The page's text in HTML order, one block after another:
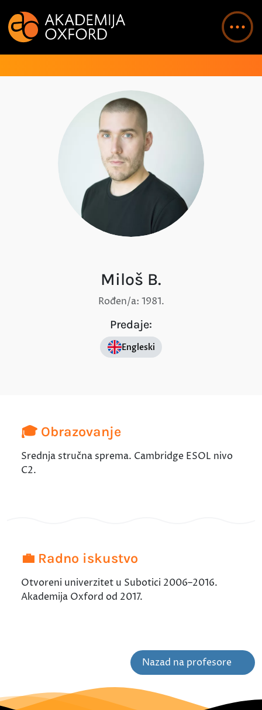
Miloš B.
Rođen/a: 1981.
Predaje:
Engleski
🎓 Obrazovanje
Srednja stručna sprema. Cambridge ESOL nivo
C2.
💼 Radno iskustvo
Otvoreni univerzitet u Subotici 2006–2016.
Akademija Oxford od 2017.
Nazad na profesore